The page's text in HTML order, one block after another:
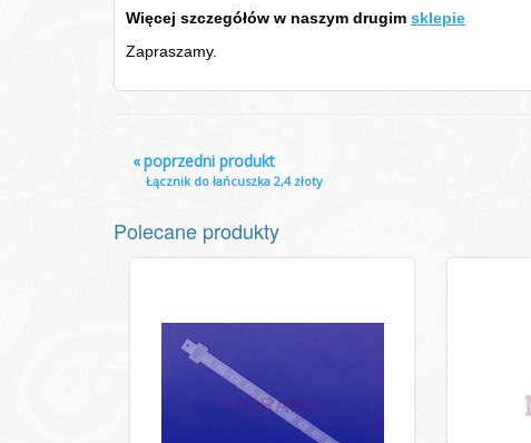
Więcej szczegółów w naszym drugim sklepie
Zapraszamy.
«poprzedni produkt
Łącznik do łańcuszka 2,4 złoty
Polecane produkty